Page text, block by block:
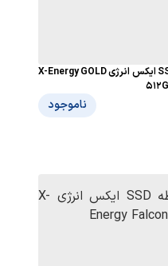
حافظه SSD ایکس انرژی X-Energy GOLD
ناموجود